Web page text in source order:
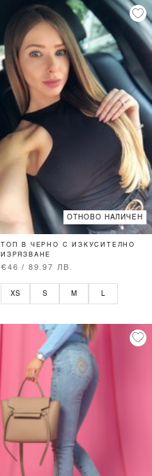
ОТНОВО НАЛИЧЕН
ТОП В ЧЕРНО С ИЗКУСИТЕЛНО
ИЗРЯЗВАНЕ
€46 / 89.97 ЛВ.
XS S M